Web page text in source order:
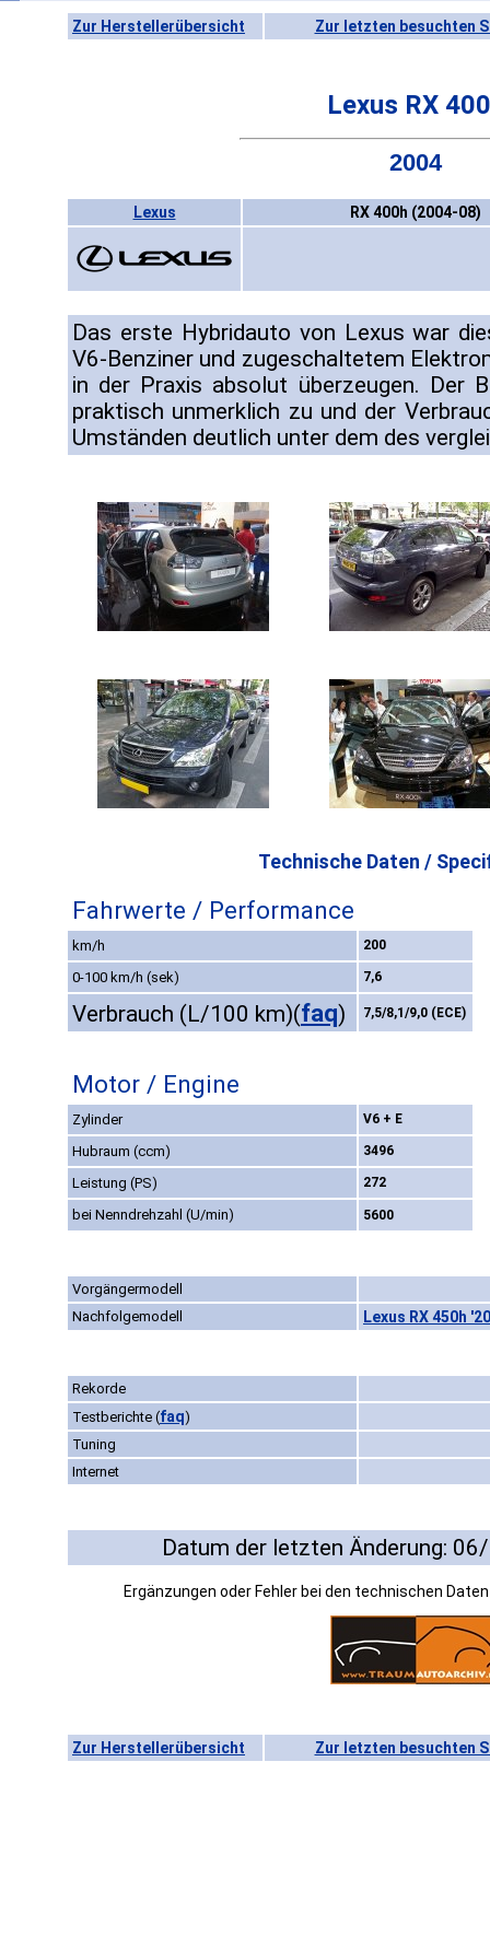
Zur Herstellerübersicht Zur letzten besuchten
Lexus RX
2004
Lexus RX 400h (2004-08)
Das erste Hybridauto von Lexus war
V6-Benziner und zugeschaltetem
in der Praxis absolut überzeugen. Der
praktisch unmerklich zu und der
Umständen deutlich unter dem des
Technische Daten /
Fahrwerte / Performance
km/h 200
0-100 km/h (sek) 7,6
Verbrauch (L/100 km)(faq) 7,5/8,1/9,0 (ECE)
Motor / Engine
Zylinder V6 + E
Hubraum (ccm) 3496
Leistung (PS) 272
bei Nenndrehzahl (U/min) 5600
Vorgängermodell
Nachfolgemodell
Lexus RX 450h
Rekorde
Testberichte (faq)
Tuning
Internet
Datum der letzten Änderung:
Ergänzungen oder Fehler bei den technischen
Zur Herstellerübersicht Zur letzten besuchten